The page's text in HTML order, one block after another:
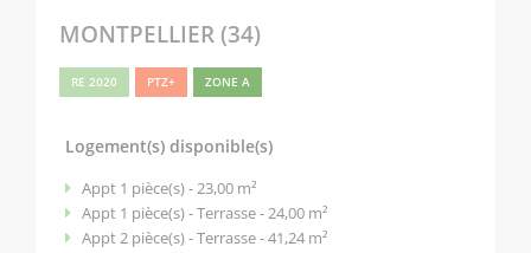
MONTPELLIER (34)
RE 2020 PTZ+ ZONE A
Logement(s) disponible(s)
Appt 1 pièce(s) - 23,00 m²
Appt 1 pièce(s) - Terrasse - 24,00 m²
Appt 2 pièce(s) - Terrasse - 41,24 m²